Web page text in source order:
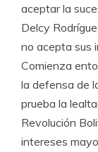
aceptar la
Delcy
no acepta sus
Comienza
la defensa de
prueba la
Revolución
intereses